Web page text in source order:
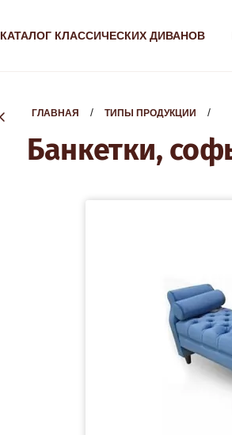
КАТАЛОГ КЛАССИЧЕСКИХ ДИВАНОВ
ГЛАВНАЯ
  /
ТИПЫ ПРОДУКЦИИ
  /
Банкетки,